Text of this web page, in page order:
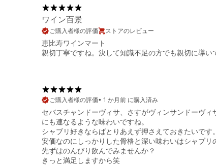
ワイン百景
ストアのレビュー
恵比寿ワインマート
親切丁寧ですね。決して知識不足の方でも親切に導
• 1 か月前 に購入済み
セバスチャンドーヴィサ、さすがヴィンサンドーヴィ
にも連なるような味わいですね。
シャブリ好きならばとりあえず押さえておきたいです。
安価なのにしっかりした骨格と深い味わいはシャブ
先ずはのんびり飲んでみませんか？
きっと満足しますから笑